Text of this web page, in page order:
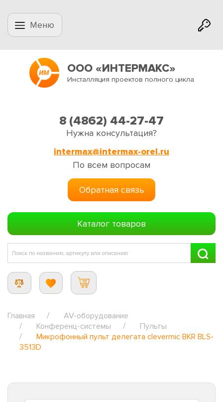
Меню
ООО «ИНТЕРМАКС»
Инсталляция проектов полного цикла
8 (4862) 44-27-47
Нужна консультация?
intermax@intermax-orel.ru
По всем вопросам
Обратная связь
Каталог товаров
Главная
AV-оборудование
Конференц-системы
Пульты
Микрофонный пульт делегата clevermic BKR BLS-
3513D